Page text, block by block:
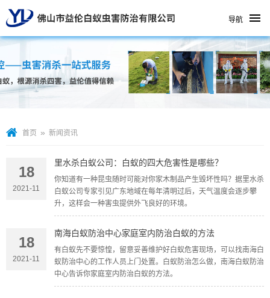
导航
首页 » 新闻资讯
18
2021-11
里水杀白蚁公司：白蚁的四大危害性是哪些？
你知道有一种昆虫随时可能对你家木制品产生毁坏性吗？据里水杀
白蚁公司专家引见广东地域在每年清明过后，天气温度会逐步攀
升，这样会一种害虫提供外飞良好的环境。
18
2021-11
南海白蚁防治中心家庭室内防治白蚁的方法
有白蚁先不要惊惶，留意妥善维护好白蚁危害现场，可以找南海白
蚁防治中心的工作人员上门处置。白蚁防治怎么做，南海白蚁防治
中心告诉你家庭室内防治白蚁的方法。